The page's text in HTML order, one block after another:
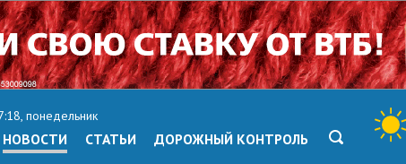
понедельник
НОВОСТИ СТАТЬИ ДОРОЖНЫЙ КОНТРОЛЬ